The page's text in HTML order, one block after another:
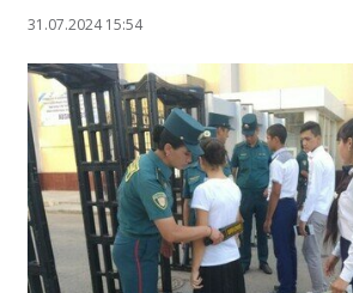
31.07.2024 15:54